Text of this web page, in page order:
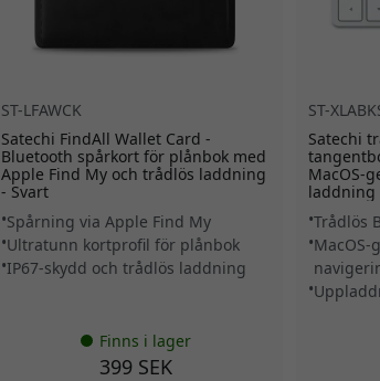
ST-LFAWCK
Satechi FindAll Wallet Card -
Bluetooth spårkort för plånbok med
Apple Find My och trådlös laddning
- Svart
Spårning via Apple Find My
Ultratunn kortprofil för plånbok
IP67-skydd och trådlös laddning
Finns i lager
399 SEK
ST-
Satechi
MacOS-
laddning
Trådlös
MacOS-